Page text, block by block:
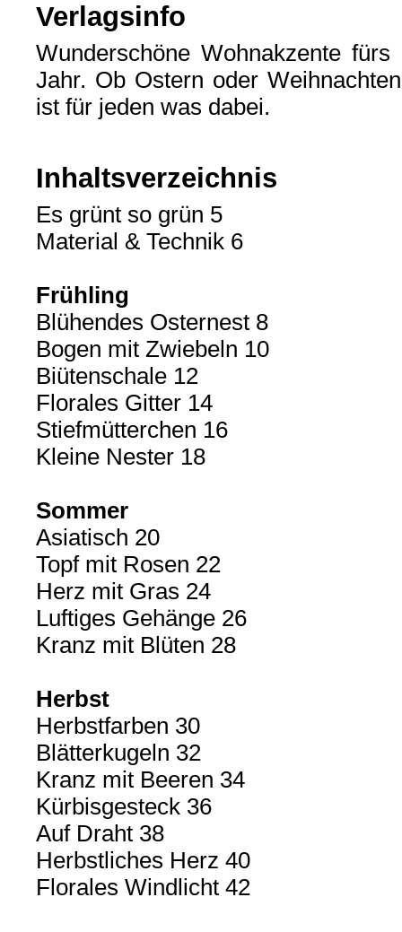
Verlagsinfo
Wunderschöne Wohnakzente
Jahr. Ob Ostern oder
ist für jeden was dabei.
Inhaltsverzeichnis
Es grünt so grün 5
Material & Technik 6
Frühling
Blühendes Osternest 8
Bogen mit Zwiebeln 10
Biütenschale 12
Florales Gitter 14
Stiefmütterchen 16
Kleine Nester 18
Sommer
Asiatisch 20
Topf mit Rosen 22
Herz mit Gras 24
Luftiges Gehänge 26
Kranz mit Blüten 28
Herbst
Herbstfarben 30
Blätterkugeln 32
Kranz mit Beeren 34
Kürbisgesteck 36
Auf Draht 38
Herbstliches Herz 40
Florales Windlicht 42